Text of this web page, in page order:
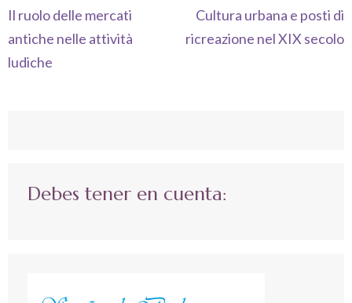
Navegación
de
entradas
Il ruolo delle mercati
antiche nelle attività
ludiche
Cultura urbana e posti di
ricreazione nel XIX secolo
Debes tener en cuenta: